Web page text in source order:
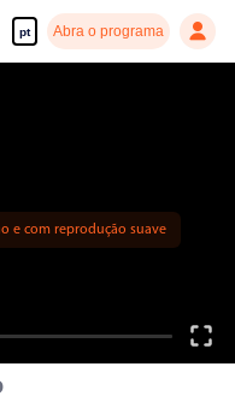
pt Abra o programa